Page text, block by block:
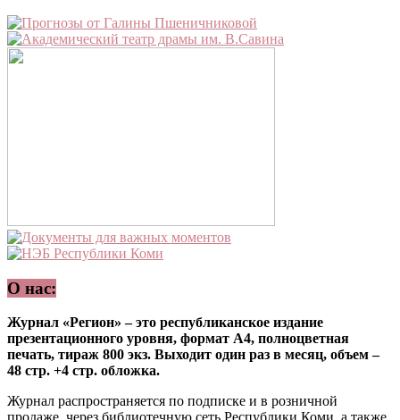
О нас:
Журнал «Регион» – это республиканское издание
презентационного уровня, формат А4, полноцветная
печать, тираж 800 экз. Выходит один раз в месяц, объем –
48 стр. +4 стр. обложка.
Журнал распространяется по подписке и в розничной